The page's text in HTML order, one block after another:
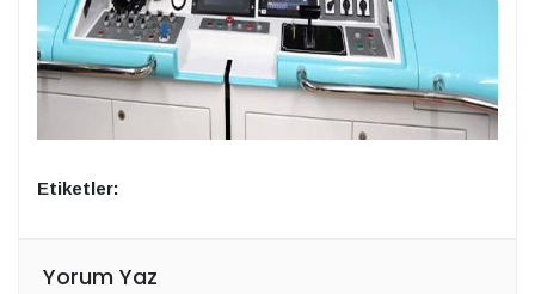
Etiketler:
Yorum Yaz